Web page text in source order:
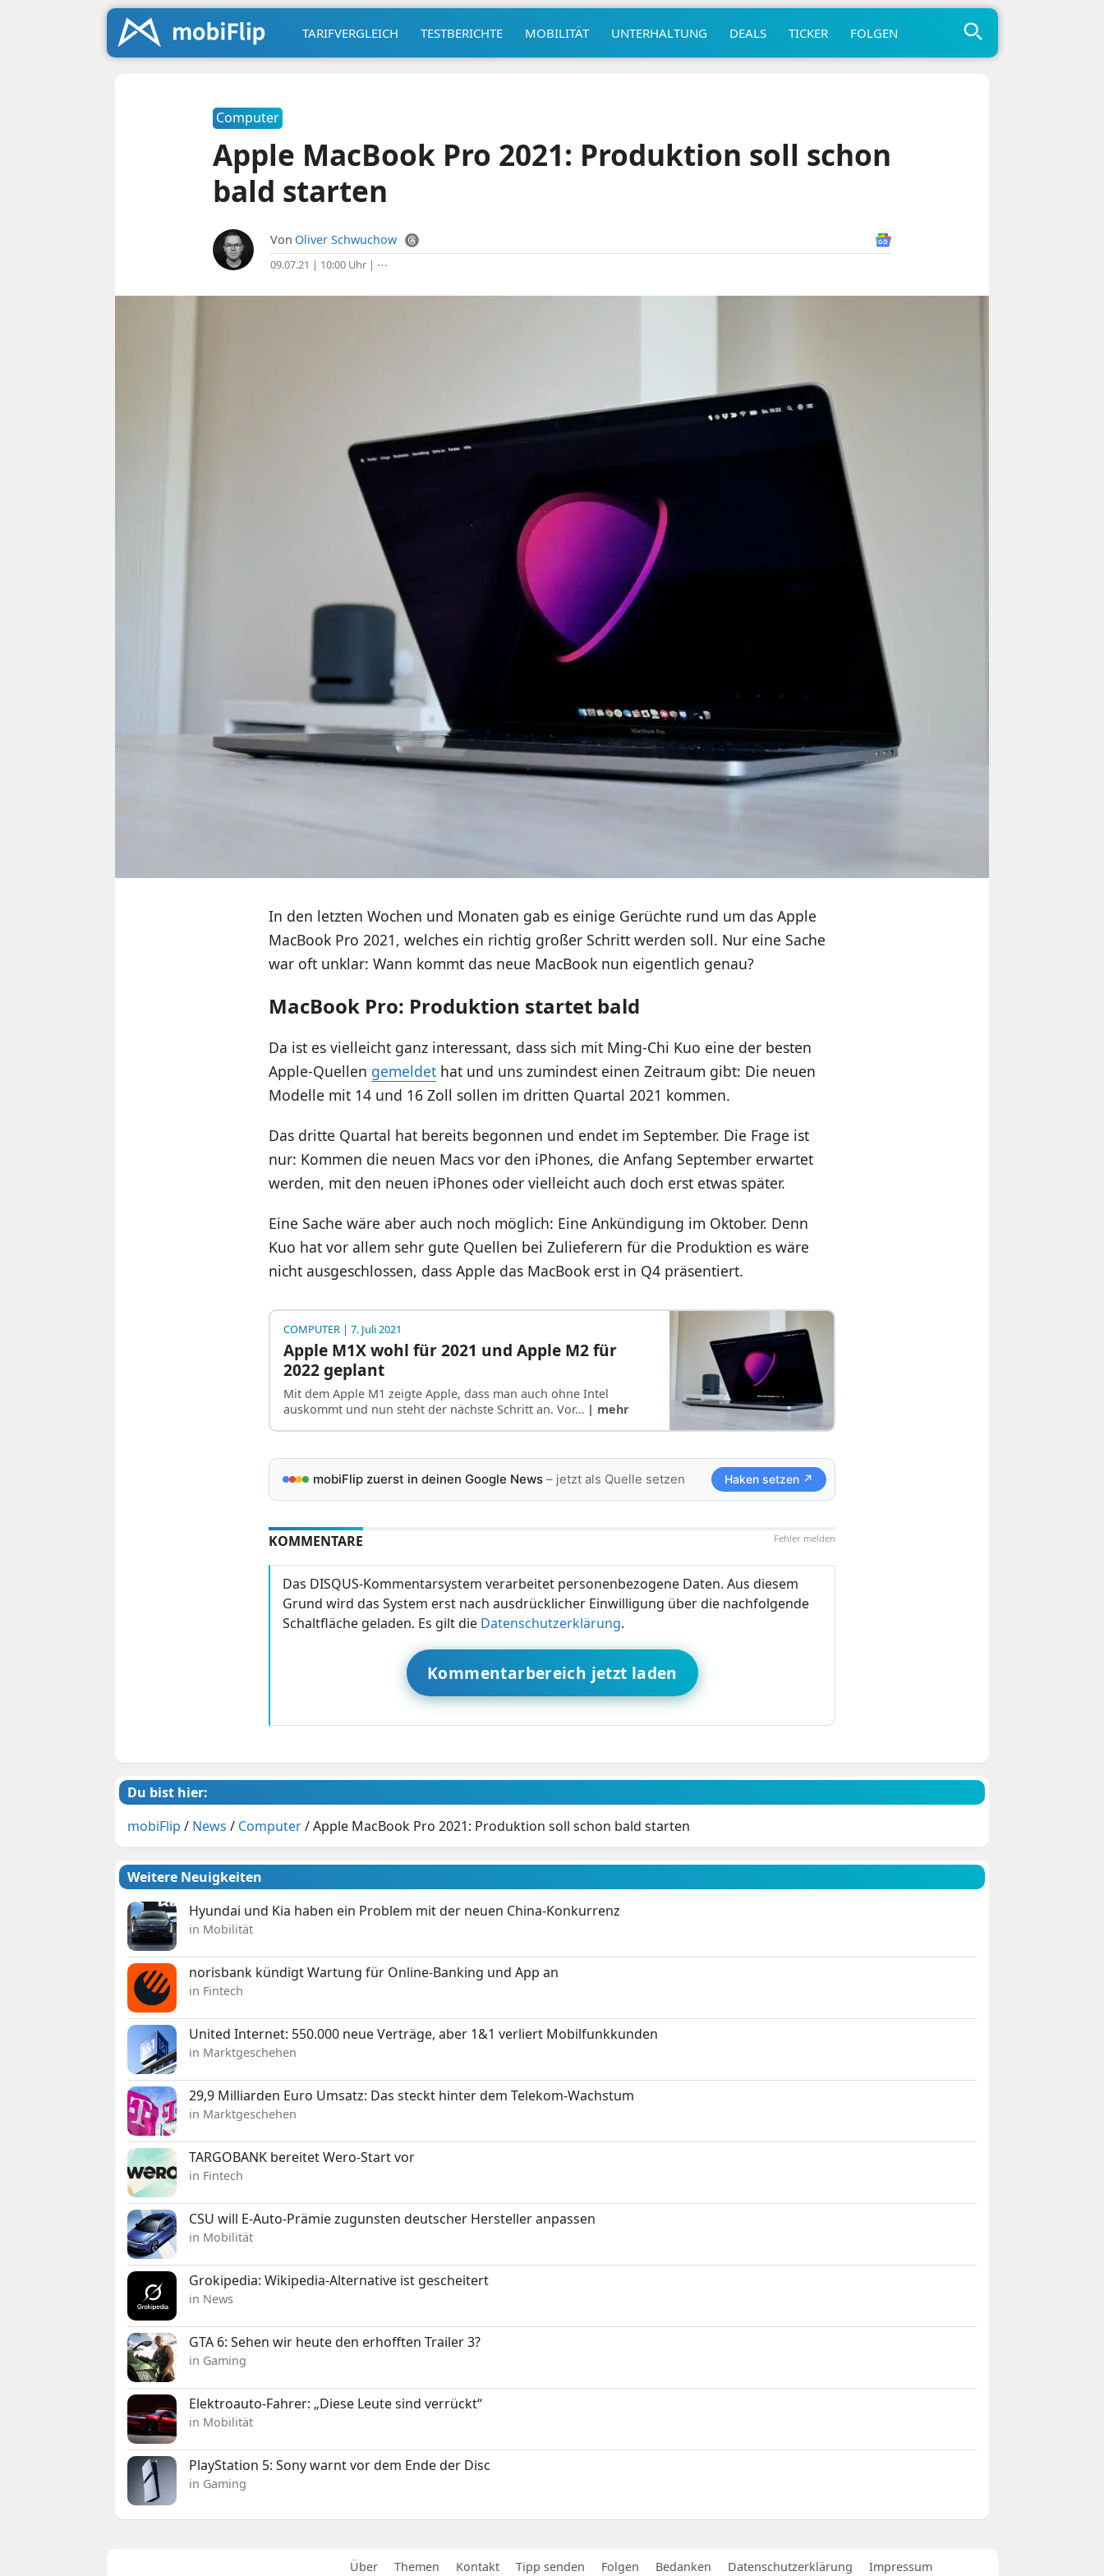
TARIFVERGLEICH TESTBERICHTE MOBILITÄT UNTERHALTUNG DEALS TICKER FOLGEN
Computer
Apple MacBook Pro 2021: Produktion soll schon
bald starten
Von Oliver Schwuchow
09.07.21 | 10:00 Uhr| ⋯
In den letzten Wochen und Monaten gab es einige Gerüchte rund um das Apple
MacBook Pro 2021, welches ein richtig großer Schritt werden soll. Nur eine Sache
war oft unklar: Wann kommt das neue MacBook nun eigentlich genau?
MacBook Pro: Produktion startet bald
Da ist es vielleicht ganz interessant, dass sich mit Ming-Chi Kuo eine der besten
Apple-Quellen gemeldethat und uns zumindest einen Zeitraum gibt: Die neuen
Modelle mit 14 und 16 Zoll sollen im dritten Quartal 2021 kommen.
Das dritte Quartal hat bereits begonnen und endet im September. Die Frage ist
nur: Kommen die neuen Macs vor den iPhones, die Anfang September erwartet
werden, mit den neuen iPhones oder vielleicht auch doch erst etwas später.
Eine Sache wäre aber auch noch möglich: Eine Ankündigung im Oktober. Denn
Kuo hat vor allem sehr gute Quellen bei Zulieferern für die Produktion es wäre
nicht ausgeschlossen, dass Apple das MacBook erst in Q4 präsentiert.
COMPUTER| 7. Juli 2021
Apple M1X wohl für 2021 und Apple M2 für
2022 geplant
Mit dem Apple M1 zeigte Apple, dass man auch ohne Intel
auskommt und nun steht der nächste Schritt an. Vor… | mehr
mobiFlip zuerst in deinen Google News– jetzt als Quelle setzen Haken setzen ↗
Fehler melden
KOMMENTARE
Das DISQUS-Kommentarsystem verarbeitet personenbezogene Daten. Aus diesem
Grund wird das System erst nach ausdrücklicher Einwilligung über die nachfolgende
Schaltfläche geladen. Es gilt die Datenschutzerklärung.
Kommentarbereich jetzt laden
Du bist hier:
mobiFlip / News / Computer/Apple MacBook Pro 2021: Produktion soll schon bald starten
Weitere Neuigkeiten
Hyundai und Kia haben ein Problem mit der neuen China-Konkurrenz
in Mobilität
norisbank kündigt Wartung für Online-Banking und App an
in Fintech
United Internet: 550.000 neue Verträge, aber 1&1 verliert Mobilfunkkunden
in Marktgeschehen
29,9 Milliarden Euro Umsatz: Das steckt hinter dem Telekom-Wachstum
in Marktgeschehen
TARGOBANK bereitet Wero-Start vor
in Fintech
CSU will E-Auto-Prämie zugunsten deutscher Hersteller anpassen
in Mobilität
Grokipedia: Wikipedia-Alternative ist gescheitert
in News
GTA 6: Sehen wir heute den erhofften Trailer 3?
in Gaming
Elektroauto-Fahrer: „Diese Leute sind verrückt“
in Mobilität
PlayStation 5: Sony warnt vor dem Ende der Disc
in Gaming
Über Themen Kontakt Tipp senden Folgen Bedanken Datenschutzerklärung Impressum